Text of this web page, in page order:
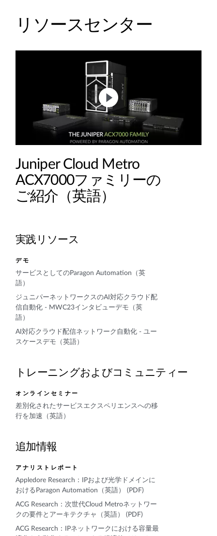
リソースセンター
実践リソース
デモ
サービスとしてのParagon Automation（英
語）
ジュニパーネットワークスのAI対応クラウド配
信自動化 - MWC23インタビューデモ（英
語）
AI対応クラウド配信ネットワーク自動化 - ユー
スケースデモ（英語）
トレーニングおよびコミュニティー
オンラインセミナー
差別化されたサービスエクスペリエンスへの移
行を加速（英語）
追加情報
アナリストレポート
Appledore Research：IPおよび光学ドメインに
おけるParagon Automation（英語） (PDF)
ACG Research：次世代Cloud Metroネットワー
クの要件とアーキテクチャ（英語） (PDF)
ACG Research：IPネットワークにおける容量最
Juniper Cloud Metro
ACX7000ファミリーの
ご紹介（英語）